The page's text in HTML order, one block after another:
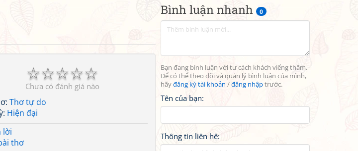
Bình luận nhanh 0
Bạn đang bình luận với tư cách khách viếng thăm.
Để có thể theo dõi và quản lý bình luận của mình,
hãyđăng ký tài khoản /đăng nhậptrước.
Tên của bạn:
Thông tin liên hệ:
☆
☆
☆
☆
☆
Chưa có đánh giá nào
Thơ tự do
Hiện đại
lời
thơ